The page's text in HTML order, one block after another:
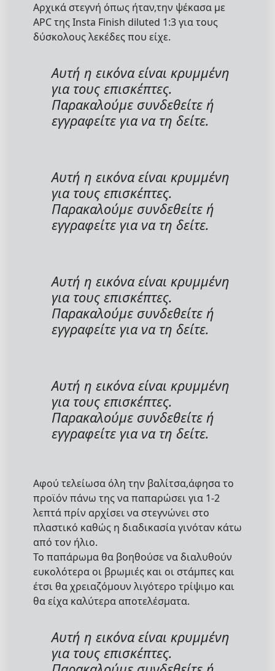
Αρχικά στεγνή όπως ήταν,την ψέκασα με
APC της Insta Finish diluted 1:3 για τους
δύσκολους λεκέδες που είχε.
Αυτή η εικόνα είναι κρυμμένη
για τους επισκέπτες.
Παρακαλούμε συνδεθείτε ή
εγγραφείτε για να τη δείτε.
Αυτή η εικόνα είναι κρυμμένη
για τους επισκέπτες.
Παρακαλούμε συνδεθείτε ή
εγγραφείτε για να τη δείτε.
Αυτή η εικόνα είναι κρυμμένη
για τους επισκέπτες.
Παρακαλούμε συνδεθείτε ή
εγγραφείτε για να τη δείτε.
Αυτή η εικόνα είναι κρυμμένη
για τους επισκέπτες.
Παρακαλούμε συνδεθείτε ή
εγγραφείτε για να τη δείτε.
Αφού τελείωσα όλη την βαλίτσα,άφησα το
προϊόν πάνω της να παπαρώσει για 1-2
λεπτά πρίν αρχίσει να στεγνώνει στο
πλαστικό καθώς η διαδικασία γινόταν κάτω
από τον ήλιο.
Το παπάρωμα θα βοηθούσε να διαλυθούν
ευκολότερα οι βρωμιές και οι στάμπες και
έτσι θα χρειαζόμουν λιγότερο τρίψιμο και
θα είχα καλύτερα αποτελέσματα.
Αυτή η εικόνα είναι κρυμμένη
για τους επισκέπτες.